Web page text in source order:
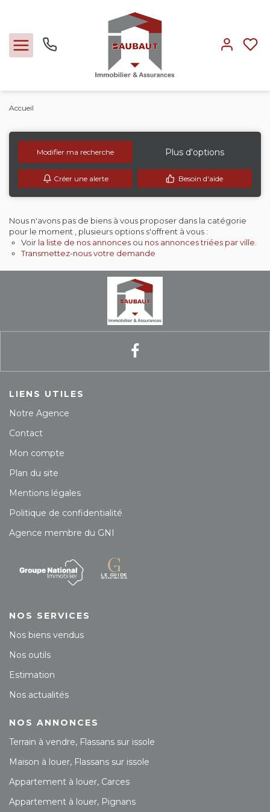
Locations
Expertise
Nos métiers
L'agence
Accueil
Modifier ma recherche Plus d'options
Créer une alerte Besoin d'aide
Nous n'avons pas de biens à vous proposer dans la catégorie
pour le moment , plusieurs options s'offrent à vous :
Voir la liste de nos annonces ou nos annonces triées par ville.
Transmettez-nous votre demande
LIENS UTILES
Notre Agence
Contact
Mon compte
Plan du site
Mentions légales
Politique de confidentialité
Agence membre du GNI
NOS SERVICES
Nos biens vendus
Nos outils
Estimation
Nos actualités
NOS ANNONCES
Terrain à vendre, Flassans sur issole
Maison à louer, Flassans sur issole
Appartement à louer, Carces
Appartement à louer, Pignans